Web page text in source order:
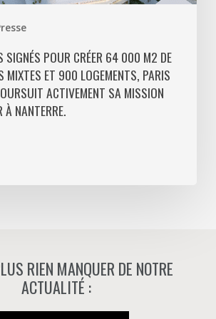
SIGNÉS POUR CRÉER 64 000 M2 DE
MIXTES ET 900 LOGEMENTS, PARIS
ACTIVEMENT SA MISSION
À NANTERRE.
RIEN MANQUER DE NOTRE
ACTUALITÉ :